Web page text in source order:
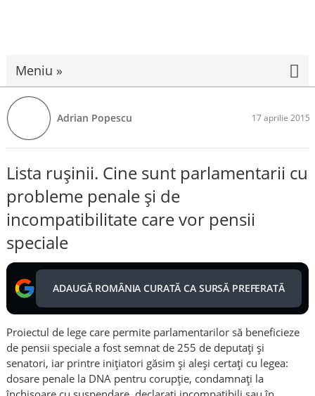
Meniu »
Adrian Popescu 17 aprilie 2015
Lista ruşinii. Cine sunt parlamentarii cu
probleme penale şi de
incompatibilitate care vor pensii
speciale
ADAUGĂ ROMÂNIA CURATĂ CA SURSĂ PREFERATĂ
Proiectul de lege care permite parlamentarilor să beneficieze
de pensii speciale a fost semnat de 255 de deputaţi şi
senatori, iar printre iniţiatori găsim şi aleşi certaţi cu legea:
dosare penale la DNA pentru corupţie, condamnaţi la